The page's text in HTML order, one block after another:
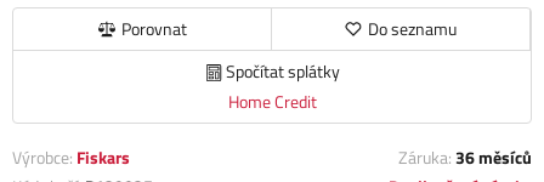
Porovnat
Do seznamu
Spočítat splátky
Home Credit
Výrobce: Fiskars Záruka:36 měsíců